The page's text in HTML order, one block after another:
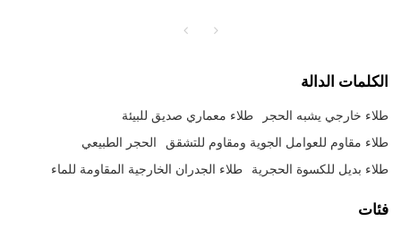
الكلمات الدالة
طلاء خارجي يشبه الحجر
طلاء معماري صديق للبيئة
طلاء مقاوم للعوامل الجوية ومقاوم للتشقق الحجر الطبيعي
طلاء بديل للكسوة الحجرية طلاء الجدران الخارجية المقاومة للماء
فئات